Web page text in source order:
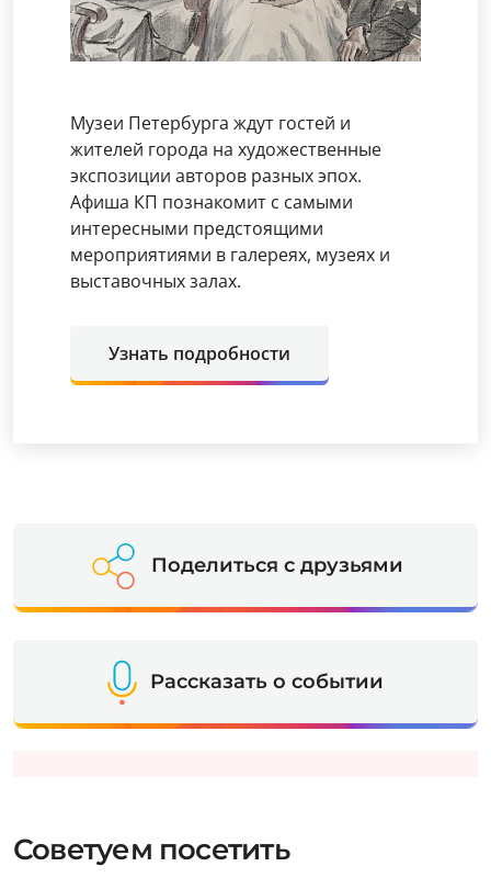
Музеи Петербурга ждут гостей и
жителей города на художественные
экспозиции авторов разных эпох.
Афиша КП познакомит с самыми
интересными предстоящими
мероприятиями в галереях, музеях и
выставочных залах.
Узнать подробности
Поделиться с друзьями
Рассказать о событии
Советуем посетить